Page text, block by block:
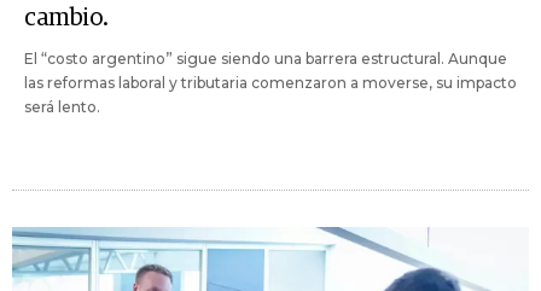
cambio.
El “costo argentino” sigue siendo una barrera estructural. Aunque
las reformas laboral y tributaria comenzaron a moverse, su impacto
será lento.